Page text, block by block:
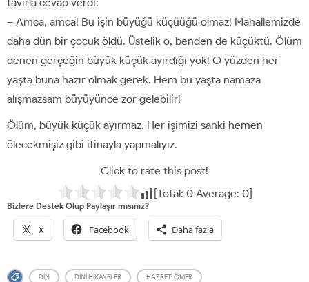
– Amca, amca! Bu işin büyüğü küçüüğü olmaz! Mahallemizde
daha dün bir çocuk öldü. Üstelik o, benden de küçüktü. Ölüm
denen gerçeğin büyük küçük ayırdığı yok! O yüzden her
yaşta buna hazır olmak gerek. Hem bu yaşta namaza
alışmazsam büyüyünce zor gelebilir!
Ölüm, büyük küçük ayırmaz. Her işimizi sanki hemen
ölecekmişiz gibi itinayla yapmalıyız.
Click to rate this post!
[Total: 0Average: 0]
Bizlere Destek Olup Paylaşır mısınız?
X Facebook Daha fazla
DIN DINI HIKAYELER HAZRETI ÖMER